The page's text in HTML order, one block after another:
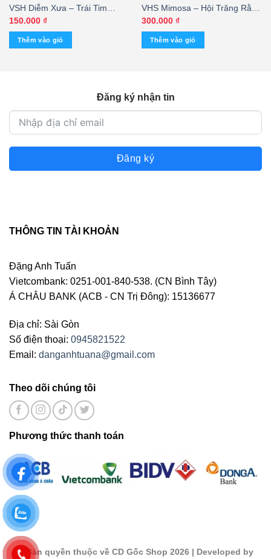
VSH Diễm Xưa – Trái Tim
Tuyệt vọng – Kỳ Anh – La
Sương Sương – Hoàng Nam (1
Tape) KGMG – cái
150.000 ₫
Thêm vào giỏ
VHS Mimosa – Hội Trăng Rằm
3 (KGTUS) – cái
300.000 ₫
Thêm vào giỏ
Đăng ký nhận tin
Đăng ký
THÔNG TIN TÀI KHOẢN
Đặng Anh Tuấn
Vietcombank: 0251-001-840-538. (CN Bình Tây)
Á CHÂU BANK (ACB - CN Trị Đông): 15136677
Địa chỉ: Sài Gòn
Số điện thoại: 0945821522
Email: danganhtuana@gmail.com
Theo dõi chúng tôi
Phương thức thanh toán
© Bản quyền thuộc về CD Gốc Shop 2026 | Developed by